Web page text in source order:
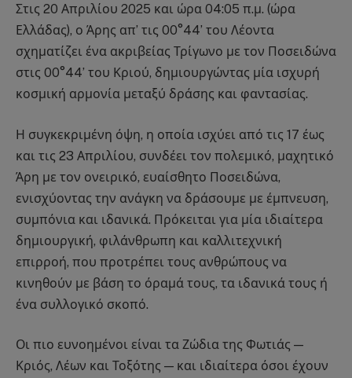
Στις 20 Απριλίου 2025 και ώρα 04:05 π.μ. (ώρα
Ελλάδας), ο Άρης απ’ τις 00°44’ του Λέοντα
σχηματίζει ένα ακριβείας Τρίγωνο με τον Ποσειδώνα
στις 00°44’ του Κριού, δημιουργώντας μία ισχυρή
κοσμική αρμονία μεταξύ δράσης και φαντασίας.
Η συγκεκριμένη όψη, η οποία ισχύει από τις 17 έως
και τις 23 Απριλίου, συνδέει τον πολεμικό, μαχητικό
Άρη με τον ονειρικό, ευαίσθητο Ποσειδώνα,
ενισχύοντας την ανάγκη να δράσουμε με έμπνευση,
συμπόνια και ιδανικά. Πρόκειται για μία ιδιαίτερα
δημιουργική, φιλάνθρωπη και καλλιτεχνική
επιρροή, που προτρέπει τους ανθρώπους να
κινηθούν με βάση το όραμά τους, τα ιδανικά τους ή
ένα συλλογικό σκοπό.
Οι πιο ευνοημένοι είναι τα Ζώδια της Φωτιάς —
Κριός, Λέων και Τοξότης — και ιδιαίτερα όσοι έχουν